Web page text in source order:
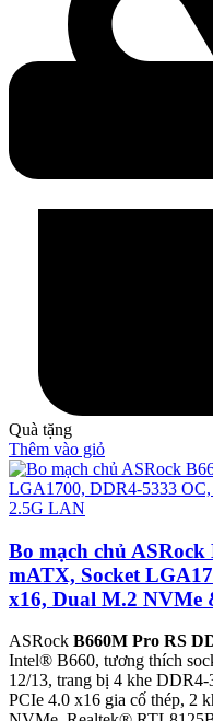
Quà tặng
Thêm vào giỏ
Bo mạch chủ
mATX, Socket
x16, Dual M.2 NVMe
ASRock B660M Pro RS
Intel® B660, tương thích
12/13, trang bị 4 khe
PCIe 4.0 x16 gia cố thép, 2